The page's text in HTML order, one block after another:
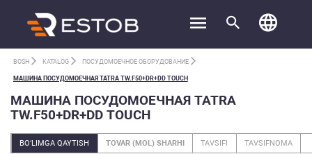
BOSH KATALOG ПОСУДОМОЕЧНОЕ ОБОРУДОВАНИЕ
МАШИНА ПОСУДОМОЕЧНАЯ TATRA TW.F50+DR+DD TOUCH
МАШИНА ПОСУДОМОЕЧНАЯ TATRA
TW.F50+DR+DD TOUCH
BO‘LIMGA QAYTISH TOVAR (MOL) SHARHI TAVSIFI TAVSIFNOMA